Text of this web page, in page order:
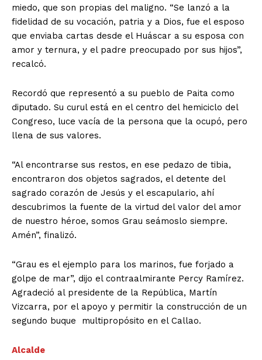
miedo, que son propias del maligno. “Se lanzó a la
fidelidad de su vocación, patria y a Dios, fue el esposo
que enviaba cartas desde el Huáscar a su esposa con
amor y ternura, y el padre preocupado por sus hijos”,
recalcó.
Recordó que representó a su pueblo de Paita como
diputado. Su curul está en el centro del hemiciclo del
Congreso, luce vacía de la persona que la ocupó, pero
llena de sus valores.
“Al encontrarse sus restos, en ese pedazo de tibia,
encontraron dos objetos sagrados, el detente del
sagrado corazón de Jesús y el escapulario, ahí
descubrimos la fuente de la virtud del valor del amor
de nuestro héroe, somos Grau seámoslo siempre.
Amén”, finalizó.
“Grau es el ejemplo para los marinos, fue forjado a
golpe de mar”, dijo el contraalmirante Percy Ramírez.
Agradeció al presidente de la República, Martín
Vizcarra, por el apoyo y permitir la construcción de un
segundo buque multipropósito en el Callao.
Alcalde